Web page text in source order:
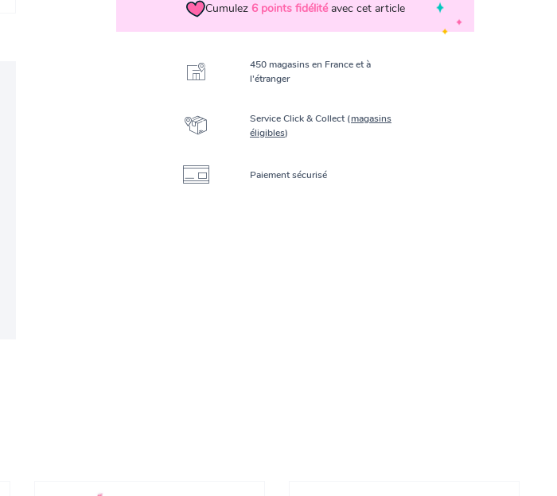
Cumulez 6 points fidélité avec cet article
450 magasins en France et à
l’étranger
Service Click & Collect (magasins
éligibles)
Paiement sécurisé